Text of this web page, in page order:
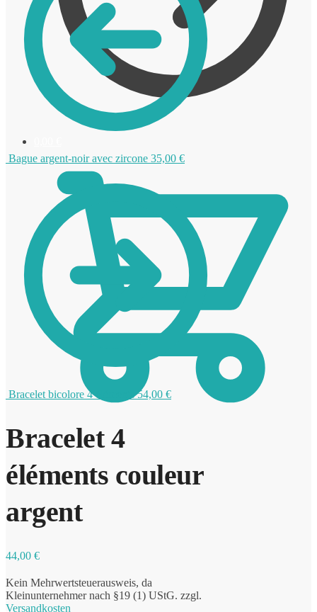
0
Bague argent-noir avec zircone 35,00 €
Bracelet bicolore 4 éléments 54,00 €
Bracelet 4
éléments couleur
argent
44,00 €
Kein Mehrwertsteuerausweis, da
Kleinunternehmer nach §19 (1) UStG. zzgl.
Versandkosten